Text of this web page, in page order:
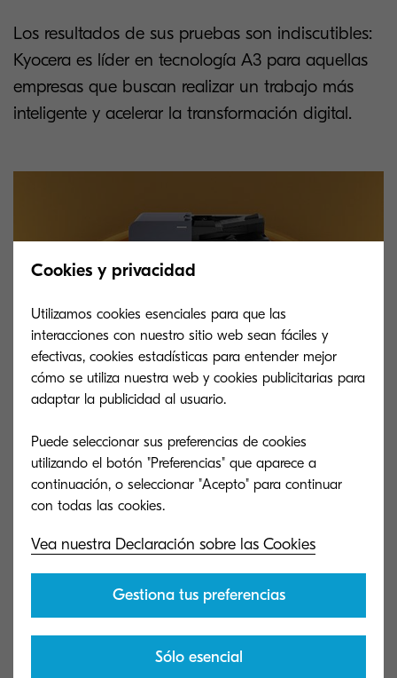
Los resultados de sus pruebas son indiscutibles:
Kyocera es líder en tecnología A3 para aquellas
empresas que buscan realizar un trabajo más
inteligente y acelerar la transformación digital.
El futuro de la tecnología A3
ya está aquí
Cookies y privacidad
Utilizamos cookies esenciales para que las
interacciones con nuestro sitio web sean fáciles y
efectivas, cookies estadísticas para entender mejor
cómo se utiliza nuestra web y cookies publicitarias para
adaptar la publicidad al usuario.
Puede seleccionar sus preferencias de cookies
utilizando el botón "Preferencias" que aparece a
continuación, o seleccionar "Acepto" para continuar
Vea nuestra Declaración sobre las Cookies
Gestiona tus preferencias
Sólo esencial